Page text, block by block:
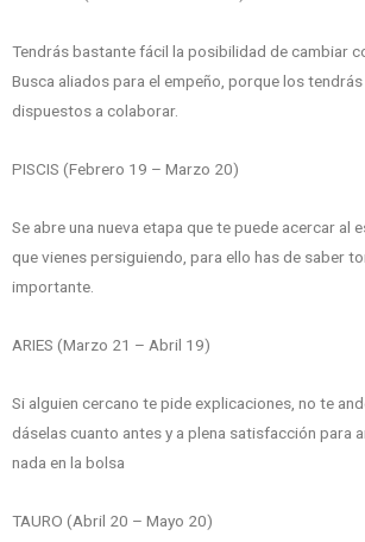
Tendrás bastante fácil la posibilidad de cambiar
Busca aliados para el empeño, porque los
dispuestos a colaborar.
PISCIS (Febrero 19 – Marzo 20)
Se abre una nueva etapa que te puede acercar al
que vienes persiguiendo, para ello has de saber
importante.
ARIES (Marzo 21 – Abril 19)
Si alguien cercano te pide explicaciones, no te
dáselas cuanto antes y a plena satisfacción para
nada en la bolsa
TAURO (Abril 20 – Mayo 20)